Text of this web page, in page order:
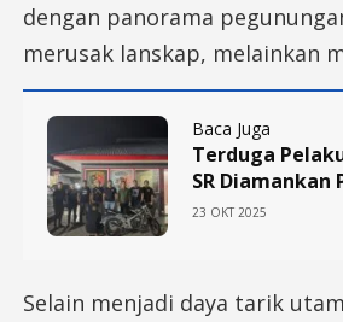
dengan panorama
merusak lanskap, melainkan
Baca Juga
Terduga
SR Diamankan
23 OKT 2025
Selain menjadi daya tarik